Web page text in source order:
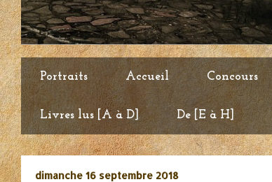
Portraits Accueil Concours
Livres lus [A à D] De [E à H]
dimanche 16 septembre 2018